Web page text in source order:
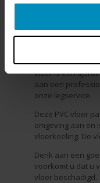
Deze PVC vloer
laten hechten is
Het egaliseren
vloer is een
aan een
onze legservice.
Deze PVC vloer
omgeving aan en
vloerkoeling. De
Denk aan een
voorkomt u dat u
vloer beschadigd.